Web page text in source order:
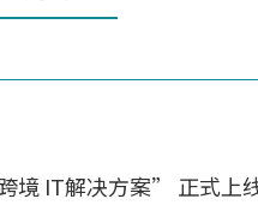
境 IT解决方案” 正式上